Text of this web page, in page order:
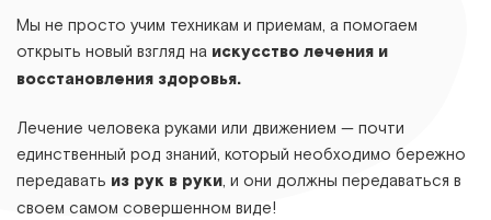
Мы не просто учим техникам и приемам, а помогаем
открыть новый взгляд на искусство лечения и
восстановления здоровья.
Лечение человека руками или движением — почти
единственный род знаний, который необходимо бережно
передавать из рук в руки, и они должны передаваться в
своем самом совершенном виде!